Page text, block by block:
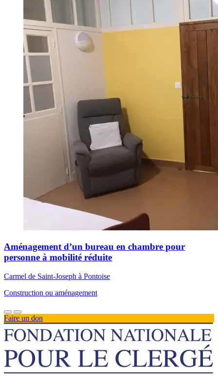
Aménagement d’un bureau en chambre pour
personne à mobilité réduite
Carmel de Saint-Joseph à Pontoise
Construction ou aménagement
Faire un don